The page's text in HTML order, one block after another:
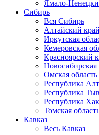
Ямало-
Сибирь
Вся Сибирь
Алтайский край
Иркутская
Кемеровская
Красноярский
Новосибирская
Омская область
Республика
Республика
Республика
Томская область
Кавказ
Весь Кавказ